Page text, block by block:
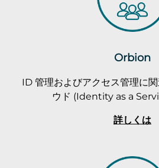
Orbion
ID 管理およびアクセス管理に
ウド (Identity as a
詳しくは